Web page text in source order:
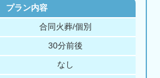
プラン内容
合同火葬/個別
30分前後
なし